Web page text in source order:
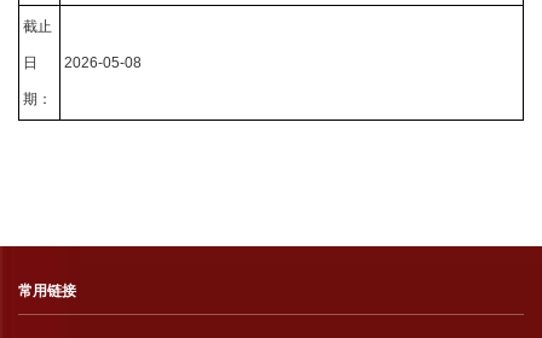
截止
日
期：
2026-05-08
常用链接